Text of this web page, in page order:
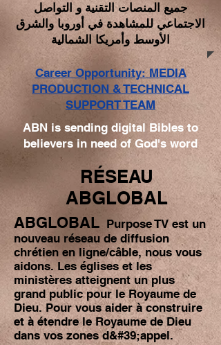
جميع المنصات التقنية و التواصل
الاجتماعي للمشاهدة في أوروبا والشرق
الأوسط وأمريكا الشمالية
ABN is sending digital Bibles to
believers in need of God's word
Career Opportunity: MEDIA
PRODUCTION & TECHNICAL
SUPPORT TEAM
RÉSEAU
ABGLOBAL
ABGLOBAL Purpose TV est un
nouveau réseau de diffusion
chrétien en ligne/câble, nous vous
aidons. Les églises et les
ministères atteignent un plus
grand public pour le Royaume de
Dieu. Pour vous aider à construire
et à étendre le Royaume de Dieu
dans vos zones d&#39;appel.